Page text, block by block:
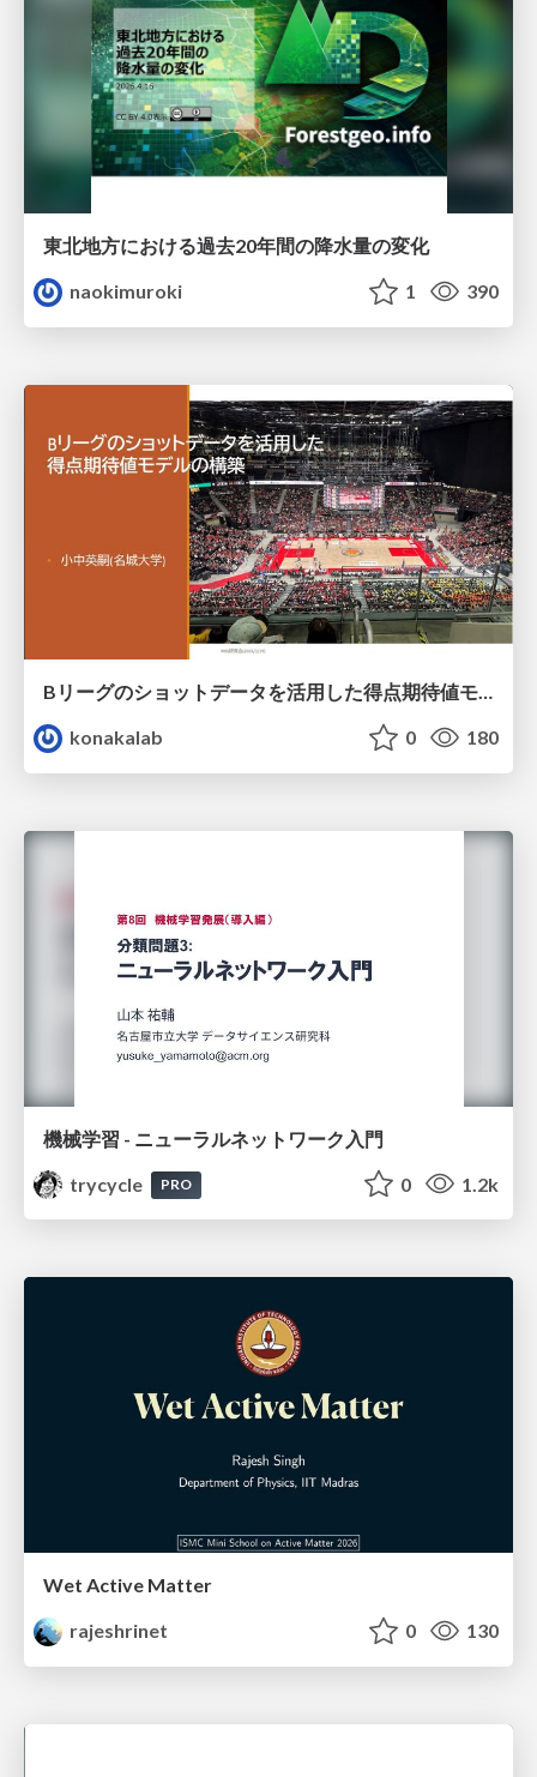
東北地方における過去20年間の降水量の変化
naokimuroki
1 390
Bリーグのショットデータを活用した得点期待値モデルの構築 / Construction of expected points model using shot data of B.LEAGUE
konakalab
0 180
機械学習 - ニューラルネットワーク入門
trycycle
PRO 0 1.2k
Wet Active Matter
rajeshrinet
0 130